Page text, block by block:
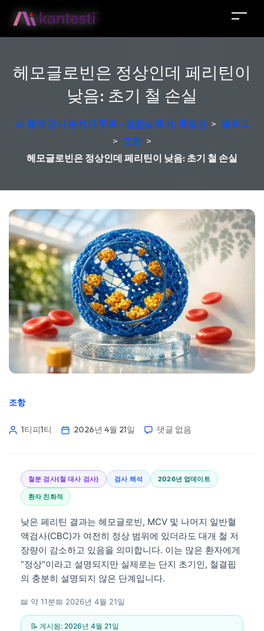
헤모글로빈은 정상인데 페리틴이
낮음: 초기 철 손실
AI 혈액 검사 분석기 무료 - 실험실 해석, 독일산 > 블로그
> 조항 >
헤모글로빈은 정상인데 페리틴이 낮음: 초기 철 손실
조항
1티피1티 2026년 4월 21일 댓글 없음
철분 검사(철 대사 검사) 검사 해석 2026년 업데이트
환자 친화적
낮은 페리틴 결과는 헤모글로빈, MCV 및 나머지 일반혈
액검사(CBC)가 여전히 정상 범위에 있더라도 대개 철 저
장량이 감소하고 있음을 의미합니다. 이는 많은 환자에게
“정상”이라고 설명되지만 실제로는 단지 초기인, 철결핍
의 충분히 설명되지 않은 단계입니다.
📖 약 11분📅 2026년 4월 21일
📝 게시됨: 2026년 4월 21일